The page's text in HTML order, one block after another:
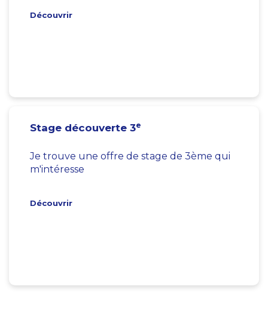
Découvrir
Stage découverte 3e
Je trouve une offre de stage de 3ème qui
m'intéresse
Découvrir